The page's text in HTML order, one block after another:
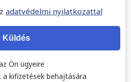
adatvédelmi nyilatkozattal
Küldés
Ön ügyeire
a kifizetések behajtására